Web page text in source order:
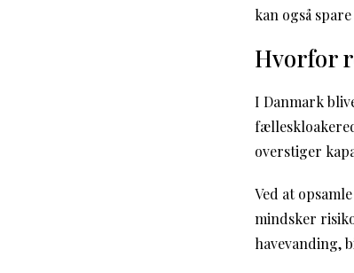
kan også
Hvorfor
I Danmark
overstiger
Ved at
mindsker
havevanding,